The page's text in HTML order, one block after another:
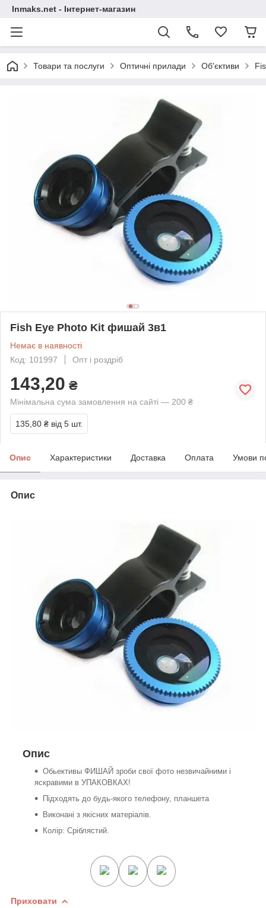
Inmaks.net - Інтернет-магазин
Товари та послуги Оптичні прилади Об'єктиви
Fish Eye Photo Kit фишай 3в1
Немає в наявності
Код: 101997
Опт і роздріб
143,20 ₴
Мінімальна сума замовлення на сайті — 200 ₴
135,80 ₴ від 5 шт.
Опис Характеристики Доставка Оплата Умови
Опис
Опис
Обьективы ФИШАЙ зроби свої фото незвичайними і
яскравими в УПАКОВКАХ!
Підходять до будь-якого телефону, планшета
Виконані з якісних матеріалів.
Колір: Сріблястий.
Приховати